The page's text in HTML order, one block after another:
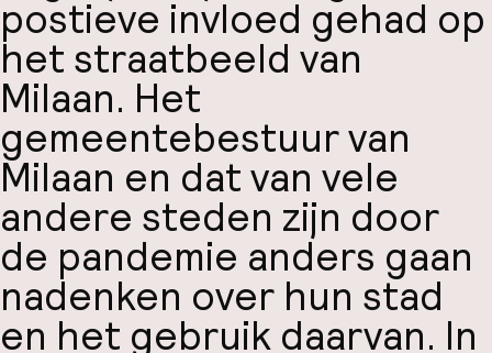
postieve invloed gehad op
het straatbeeld van
Milaan. Het
gemeentebestuur van
Milaan en dat van vele
andere steden zijn door
de pandemie anders gaan
nadenken over hun stad
en het gebruik daarvan. In